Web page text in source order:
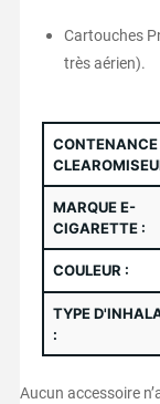
Cartouches
très aérien).
CONTENANCE
MARQUE E-
CIGARETTE :
COULEUR :
TYPE
:
Aucun accessoire